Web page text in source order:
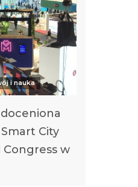
i nauka
City
Congress w